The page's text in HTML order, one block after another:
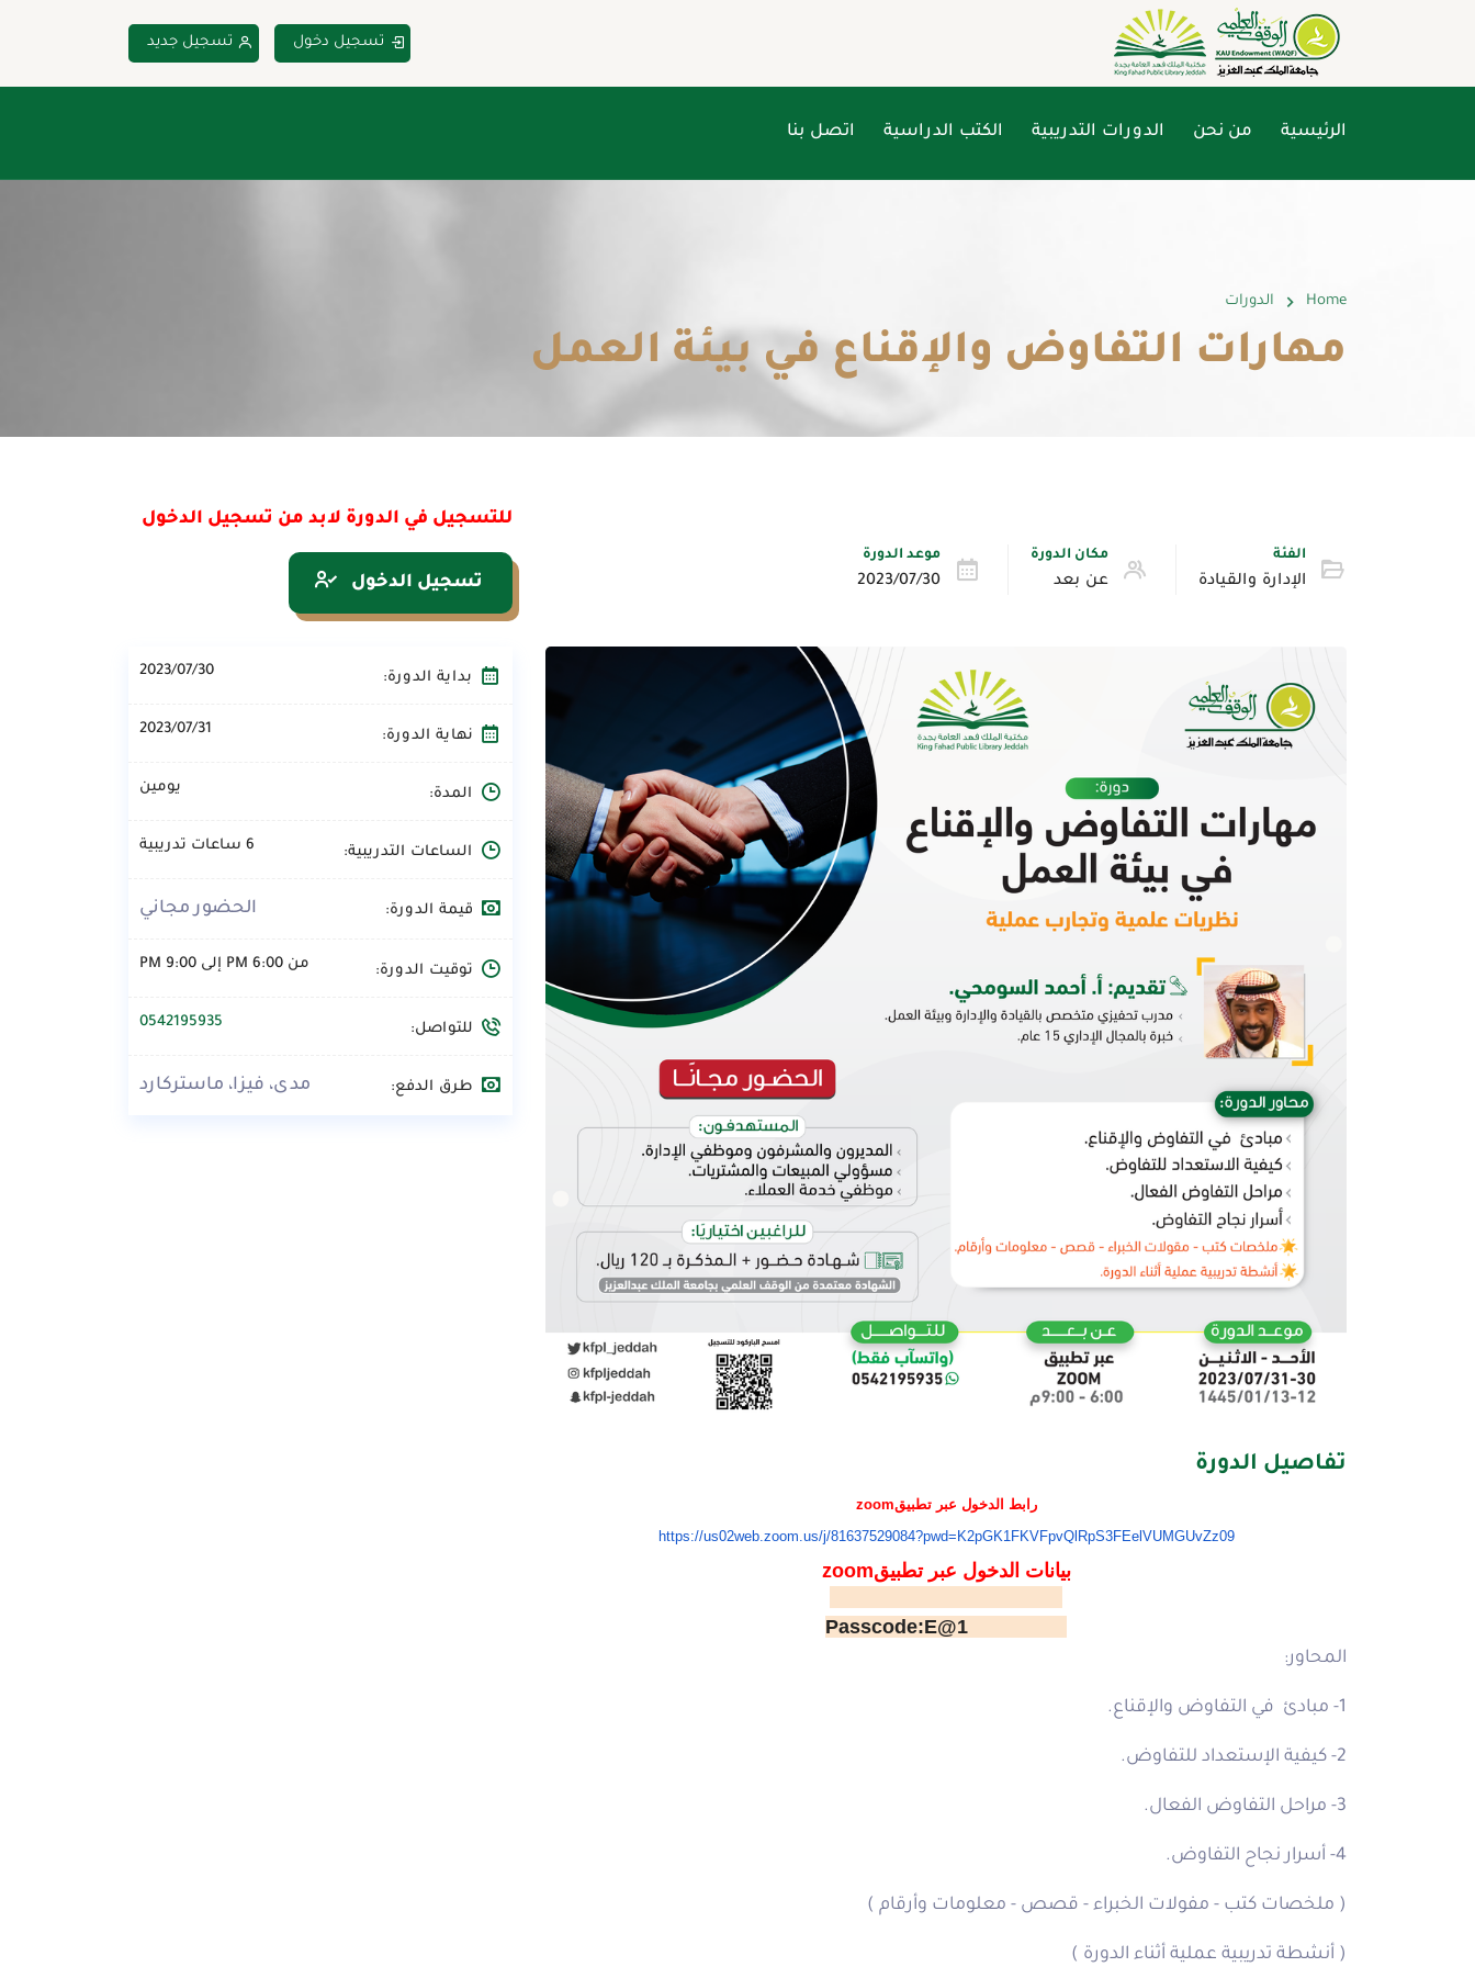
تسجيل دخول تسجيل جديد
الرئيسية من نحن الدورات التدريبية الكتب الدراسية اتصل بنا
Home الدورات
مهارات التفاوض والإقناع في بيئة العمل
الفئة
الإدارة والقيادة
مكان الدورة
عن بعد
موعد الدورة
2023/07/30
للتسجيل في الدورة لابد من تسجيل الدخول
تسجيل الدخول
تفاصيل الدورة
رابط الدخول عبر تطبيقzoom
https://us02web.zoom.us/j/81637529084?pwd=K2pGK1FKVFpvQlRpS3FEelVUMGUvZz09
بيانات الدخول عبر تطبيقm
zoo
المحاور:
1- مبادئ في التفاوض والإقناع.
2- كيفية الإستعداد للتفاوض.
3- مراحل التفاوض الفعال.
4- أسرار نجاح التفاوض.
( ملخصات كتب - مفولات الخبراء - قصص - معلومات وأرقام )
( أنشطة تدريبية عملية أثناء الدورة )
بداية الدورة: 2023/07/30
نهاية الدورة: 2023/07/31
المدة: يومين
الساعات التدريبية: 6 ساعات تدريبية
قيمة الدورة: الحضور مجاني
توقيت الدورة: من 6:00 PM إلى 9:00 PM
للتواصل: 0542195935
طرق الدفع: مدى، فيزا، ماستركارد